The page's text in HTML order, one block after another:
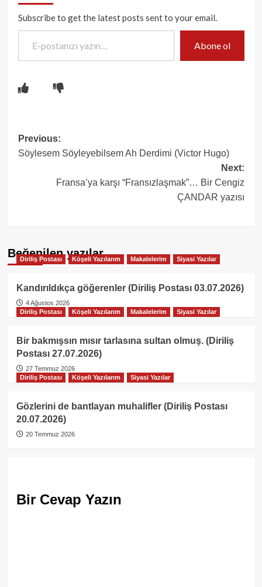
Subscribe to get the latest posts sent to your email.
E-postanızı yazın…
Abone ol
Post
navigation
Previous:
Söylesem Söyleyebilsem Ah Derdimi (Victor Hugo)
Next:
Fransa’ya karşı “Fransızlaşmak”… Bir Cengiz
ÇANDAR yazısı
Beğenilen yazılar
Diriliş Postası Köşeli Yazılarım Makalelerim Siyasi Yazılar
Kandırıldıkça göğerenler (Diriliş Postası 03.07.2026)
4 Ağustos 2026
Diriliş Postası
Köşeli Yazılarım Makalelerim Siyasi Yazılar
Bir bakmışsın mısır tarlasına sultan olmuş. (Diriliş
Postası 27.07.2026)
27 Temmuz 2026
Diriliş Postası
Köşeli Yazılarım Siyasi Yazılar
Gözlerini de bantlayan muhalifler (Diriliş Postası
20.07.2026)
20 Temmuz 2026
Bir Cevap Yazın